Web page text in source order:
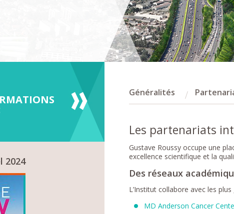
2024
Généralités
Les partenariats
Gustave Roussy occupe une
excellence scientifique et la
Des réseaux
L’Institut collabore avec les
MD Anderson Cancer